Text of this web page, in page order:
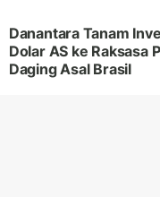
Danantara Tanam
Dolar AS ke Raksasa
Daging Asal Brasil